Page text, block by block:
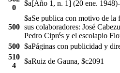
0
$a[Año 1, n. 1] (20 ene. 1948)-
500
$aSe publica con motivo de la
sus colaboradores: José
Pedro Ciprés y el escolapio
500 $aPáginas con publicidad y
510
4
$aRuiz de Gauna, $c2091